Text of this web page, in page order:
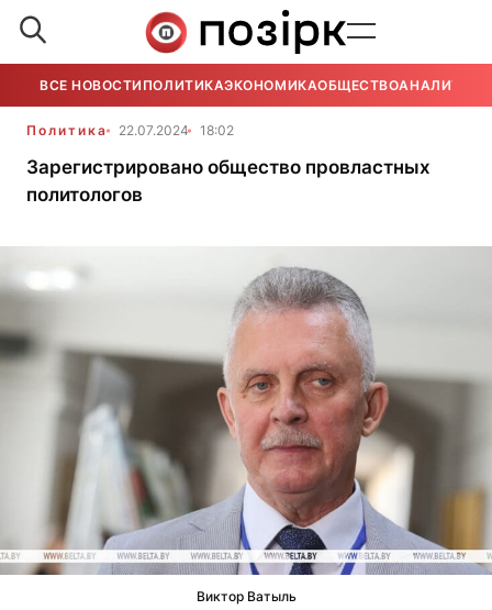
ВСЕ НОВОСТИ ПОЛИТИКАЭКОНОМИКАОБЩЕСТВОАНАЛИТИКА
Политика 22.07.2024 18:02
Зарегистрировано общество провластных
политологов
Виктор Ватыль